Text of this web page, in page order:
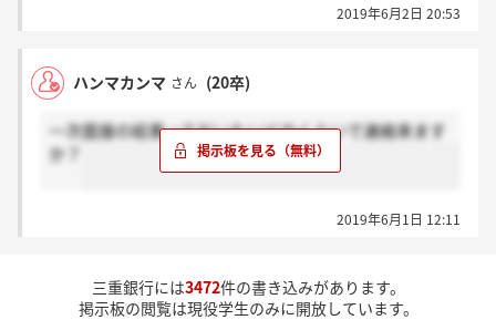
2019年6月2日 20:53
ハンマカンマ さん (20卒)
一次面接の結果ってだいたいどのくらいで連絡来ます
か？
2019年6月1日 12:11
三重銀行には3472件の書き込みがあります。
掲示板の閲覧は現役学生のみに開放しています。